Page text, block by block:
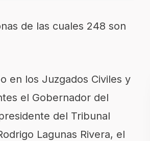
de las cuales 248 son
en los Juzgados Civiles y
el Gobernador del
del Tribunal
Lagunas Rivera, el